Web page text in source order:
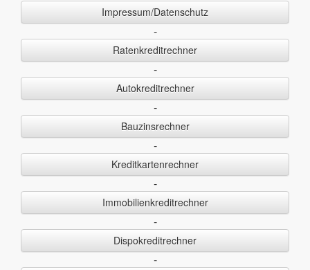
Impressum/Datenschutz
-
Ratenkreditrechner
-
Autokreditrechner
-
Bauzinsrechner
-
Kreditkartenrechner
-
Immobilienkreditrechner
-
Dispokreditrechner
-